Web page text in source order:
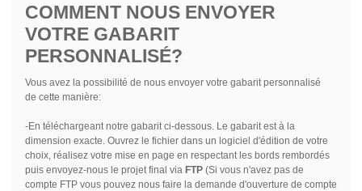
COMMENT NOUS ENVOYER
VOTRE GABARIT
PERSONNALISÉ?
Vous avez la possibilité de nous envoyer votre gabarit personnalisé
de cette manière:
-En téléchargeant notre gabarit ci-dessous. Le gabarit est à la
dimension exacte. Ouvrez le fichier dans un logiciel d'édition de votre
choix, réalisez votre mise en page en respectant les bords rembordés
puis envoyez-nous le projet final via FTP(Si vous n'avez pas de
compte FTP vous pouvez nous faire la demande d'ouverture de compte